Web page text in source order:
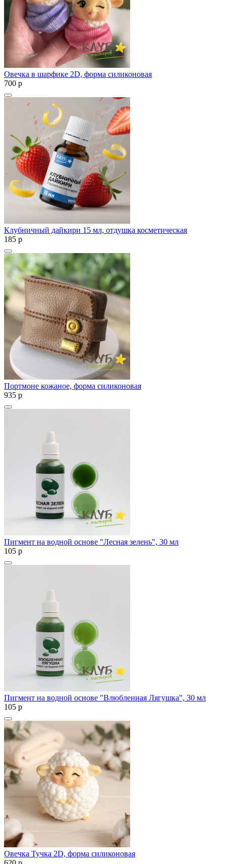
Овечка в шарфике 2D, форма силиконовая
700 p
Клубничный дайкири 15 мл, отдушка косметическая
185 p
Портмоне кожаное, форма силиконовая
935 p
Пигмент на водной основе "Лесная зелень", 30 мл
105 p
Пигмент на водной основе "Влюбленная Лягушка", 30 мл
105 p
Овечка Тучка 2D, форма силиконовая